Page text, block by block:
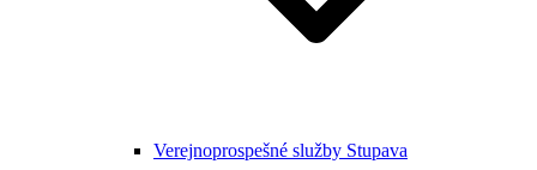
Verejnoprospešné služby Stupava